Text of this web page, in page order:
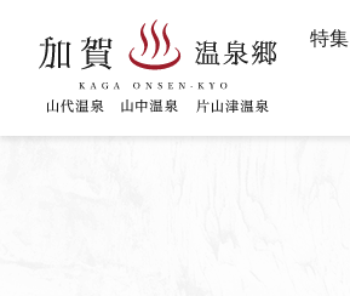
特集